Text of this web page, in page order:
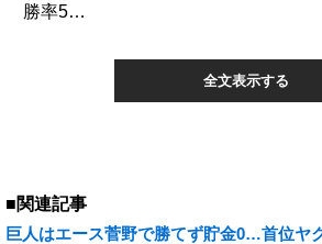
勝率5…
全文表示する
■関連記事
巨人はエース菅野で勝てず貯金0…首位ヤ